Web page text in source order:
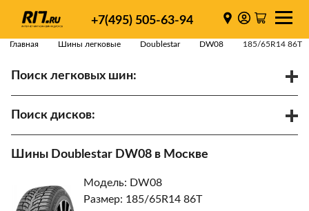
+7(495) 505-63-94
Главная Шины легковые Doublestar DW08 185/65R14 86T
Поиск легковых шин:
Поиск дисков:
Найти
Шины Doublestar DW08 в Москве
Модель: DW08
Размер: 185/65R14 86T